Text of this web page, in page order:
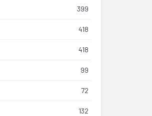
399
418
418
99
72
132